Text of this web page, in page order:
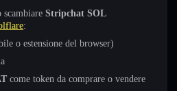
scambiare Stripchat SOL
:
o estensione del browser)
come token da comprare o vendere